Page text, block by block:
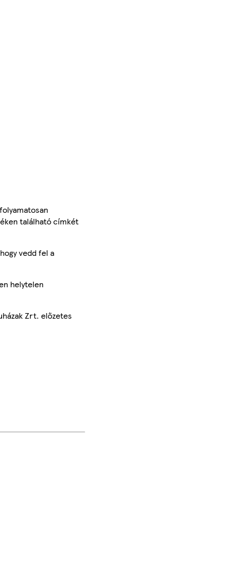
található címkét
vedd fel a
helytelen
Zrt. előzetes